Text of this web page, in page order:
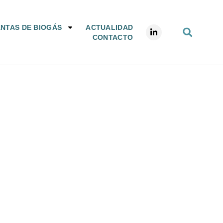
DE BIOGÁS
ACTUALIDAD
CONTACTO